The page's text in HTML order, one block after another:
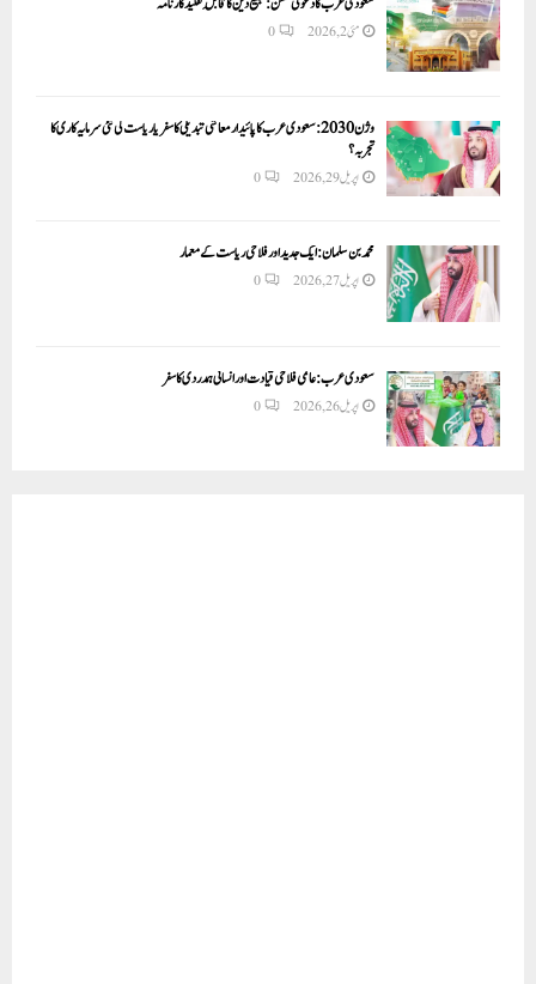
مئی 2, 2026 0
وژن 2030:سعودی عرب کا پائیدار معاشی تبدیلی کا سفر یا ریاست کی نئی سرمایہ کاری کا
تجربہ؟
اپریل 29, 2026 0
محمد بن سلمان: ایک جدید اور فلاحی ریاست کے معمار
اپریل 27, 2026 0
سعودی عرب: عالمی فلاحی قیادت اور انسانی ہمدردی کا سفر
اپریل 26, 2026 0